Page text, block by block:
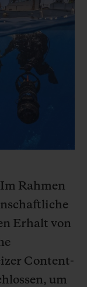
Rahmen
Erhalt von
Content-
um
ESSENTIAL
EXKLUSIV